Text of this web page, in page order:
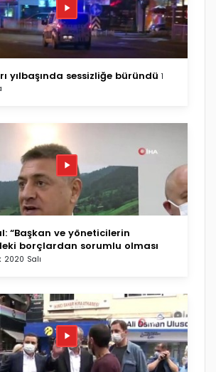
yılbaşında sessizliğe büründü 1
“Başkan ve yöneticilerin
borçlardan sorumlu olması
2020 Salı